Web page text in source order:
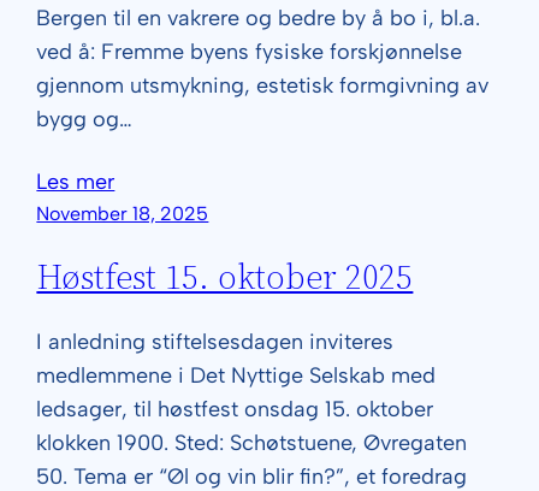
Bergen til en vakrere og bedre by å bo i, bl.a.
ved å: Fremme byens fysiske forskjønnelse
gjennom utsmykning, estetisk formgivning av
bygg og…
Les mer
November 18, 2025
Høstfest 15. oktober 2025
I anledning stiftelsesdagen inviteres
medlemmene i Det Nyttige Selskab med
ledsager, til høstfest onsdag 15. oktober
klokken 1900. Sted: Schøtstuene, Øvregaten
50. Tema er “Øl og vin blir fin?”, et foredrag